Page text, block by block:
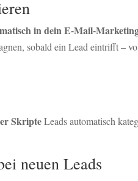
in dein E-Mail-
sobald ein Lead eintrifft –
SkripteLeads automatisch
neuen Leads